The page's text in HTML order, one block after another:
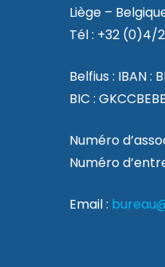
Liège –
Tél : +32 (0)4/
Belfius : IBAN :
BIC :
Numéro
Numéro
Email :